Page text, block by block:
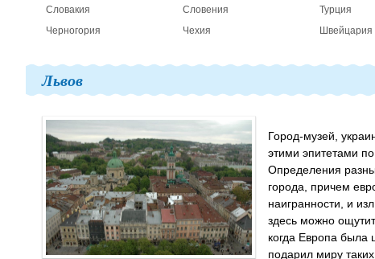
Словакия
Словения Турция
Черногория
Чехия Швейцария
Львов
Город-музей,
этими эпитетами
Определения
города, причем
наигранности, и
здесь можно
когда Европа была
подарил миру